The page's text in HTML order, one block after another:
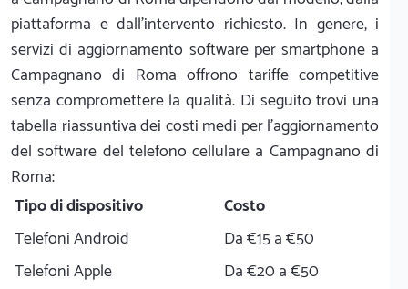
piattaforma e dall'intervento richiesto. In genere, i
servizi di aggiornamento software per smartphone a
Campagnano di Roma offrono tariffe competitive
senza compromettere la qualità. Di seguito trovi una
tabella riassuntiva dei costi medi per l'aggiornamento
del software del telefono cellulare a Campagnano di
Roma:
Tipo di dispositivo
Costo
Telefoni Android
Da €15 a €50
Telefoni Apple
Da €20 a €50